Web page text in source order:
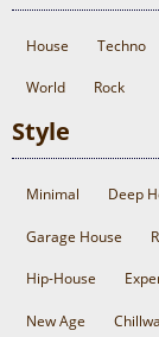
House Techno
World Rock
Style
Minimal Deep
Garage House
Hip-House
New Age